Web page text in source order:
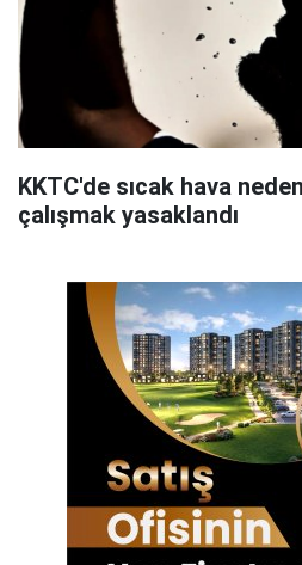
KKTC'de sıcak hava
çalışmak yasaklandı